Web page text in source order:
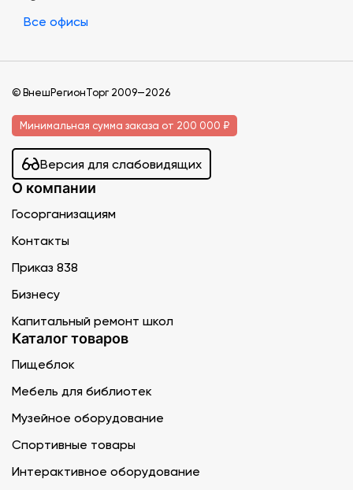
Все офисы
© ВнешРегионТорг 2009—2026
Минимальная сумма заказа от 200 000 ₽
Версия для слабовидящих
О компании
Госорганизациям
Контакты
Приказ 838
Бизнесу
Капитальный ремонт школ
Каталог товаров
Пищеблок
Мебель для библиотек
Музейное оборудование
Спортивные товары
Интерактивное оборудование